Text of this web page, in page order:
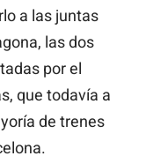
a las juntas
las dos
por el
que todavía a
de trenes